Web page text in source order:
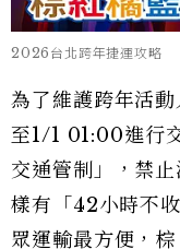
2026台北跨年捷運攻略
為了維護跨年活
至1/1 01:00進行
交通管制」，禁
樣有「42小時不
眾運輸最方便，